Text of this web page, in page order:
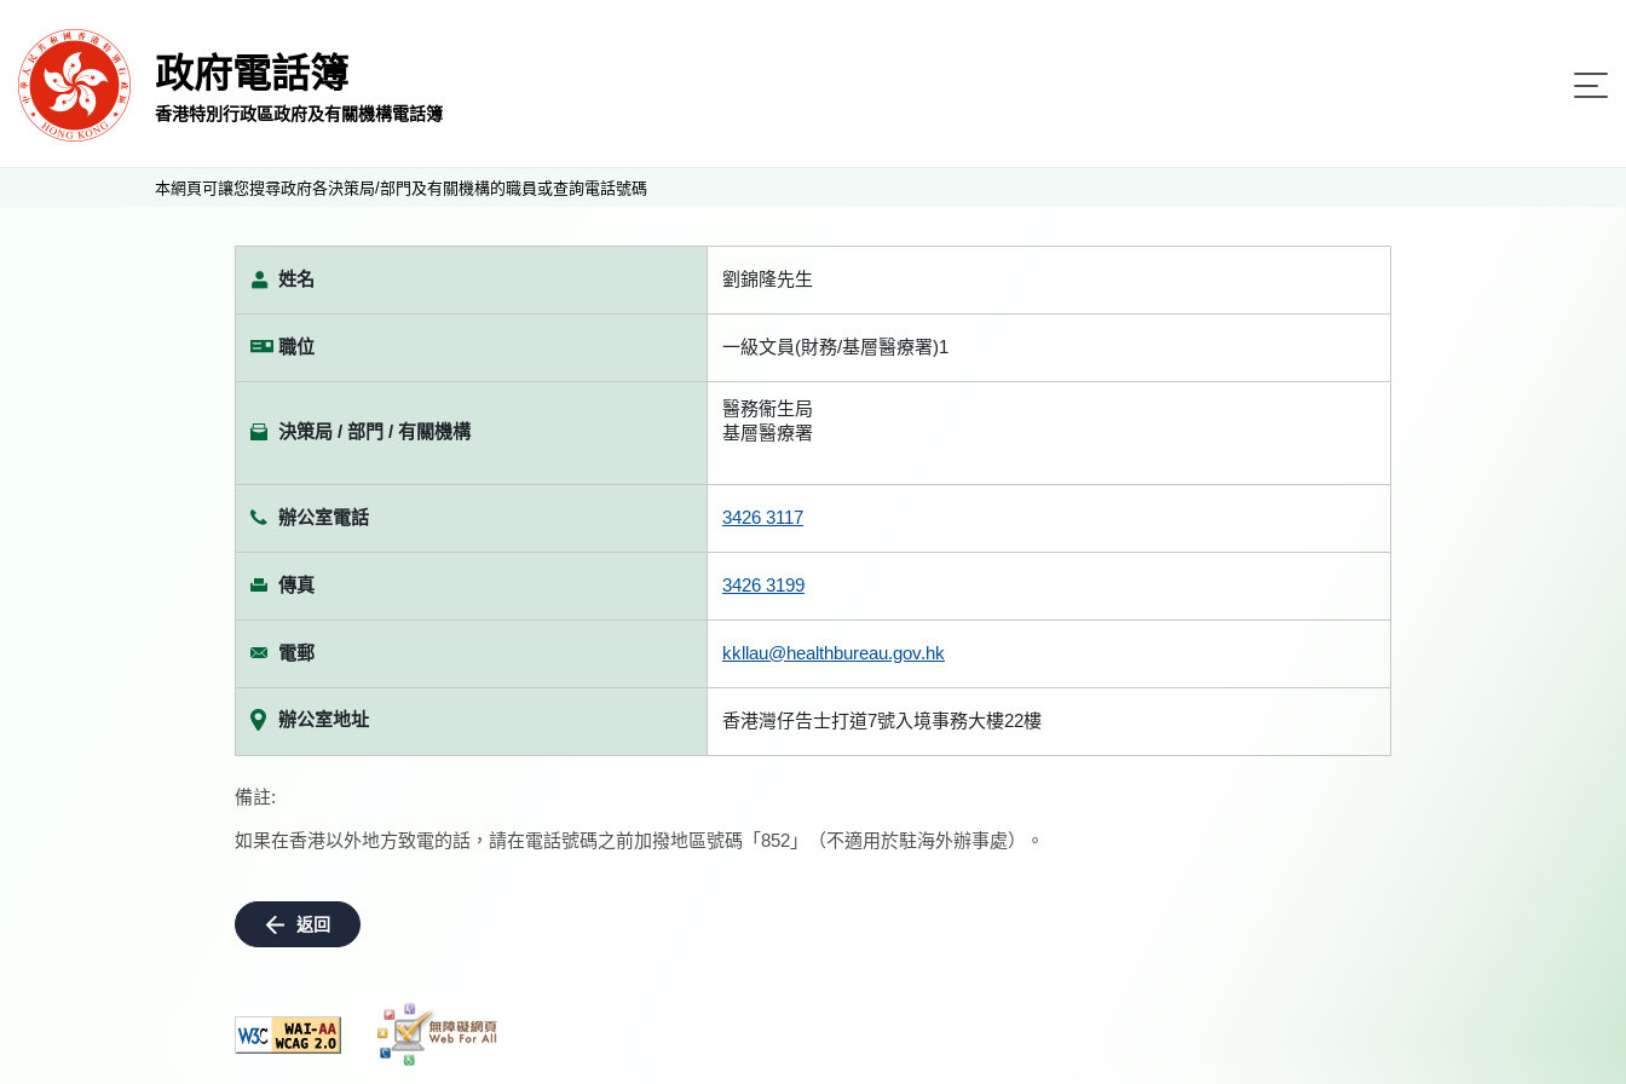
政府電話簿
香港特別行政區政府及有關機構電話簿
本網頁可讓您搜尋政府各決策局/部門及有關機構的職員或查詢電話號碼
姓名 劉錦隆先生
職位 一級文員(財務/基層醫療署)1
決策局 / 部門 / 有關機構
醫務衞生局
基層醫療署
辦公室電話 3426 3117
傳真 3426 3199
電郵 kkllau@healthbureau.gov.hk
辦公室地址 香港灣仔告士打道7號入境事務大樓22樓
備註:
如果在香港以外地方致電的話，請在電話號碼之前加撥地區號碼「852」（不適用於駐海外辦事處）。
返回